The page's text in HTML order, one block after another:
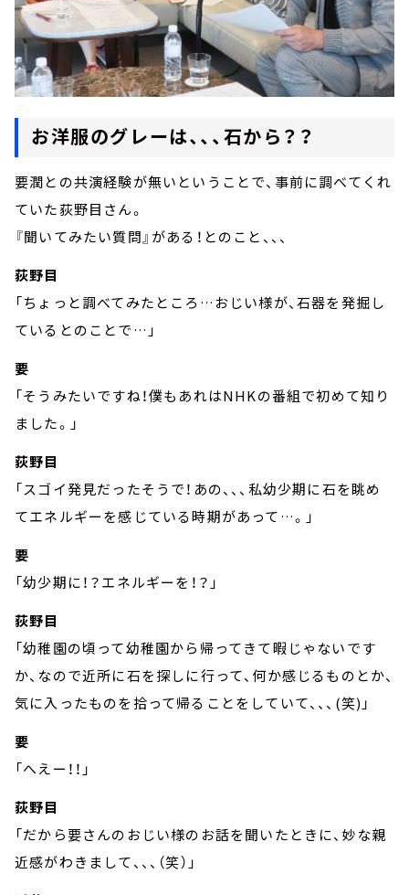
お洋服のグレーは、、、石から？？
要潤との共演経験が無いということで、事前に調べてくれ
ていた荻野目さん。
『聞いてみたい質問』がある！とのこと、、、
荻野目
「ちょっと調べてみたところ…おじい様が、石器を発掘し
ているとのことで…」
要
「そうみたいですね！僕もあれはNHKの番組で初めて知り
ました。」
荻野目
「スゴイ発見だったそうで！あの、、、私幼少期に石を眺め
てエネルギーを感じている時期があって…。」
要
「幼少期に！？エネルギーを！？」
荻野目
「幼稚園の頃って幼稚園から帰ってきて暇じゃないです
か、なので近所に石を探しに行って、何か感じるものとか、
気に入ったものを拾って帰ることをしていて、、、(笑)」
要
「へえー！！」
荻野目
「だから要さんのおじい様のお話を聞いたときに、妙な親
近感がわきまして、、、（笑）」